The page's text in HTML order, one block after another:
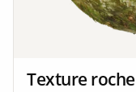
Texture